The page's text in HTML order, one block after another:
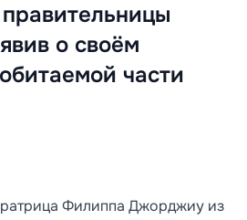
о своём
части
Филиппа Джорджиу из